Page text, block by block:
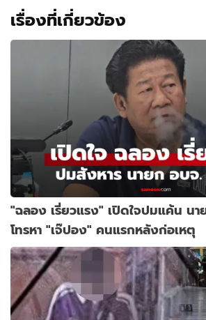
เรื่องที่เกี่ยวข้อง
"ฉลอง เรี่ยวแรง" เปิดใจปมแค้น น
โทรหา "เจ๊ปอง" คนแรกหลังก่อเหตุ